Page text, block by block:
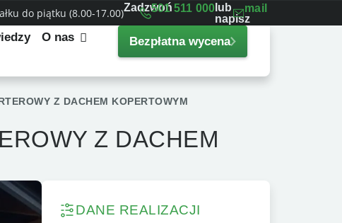
do piątku (8.00-17.00)Zadzwoń501 511 000 lub
napisz
mail
O nas
Bezpłatna wycena
Z DACHEM KOPERTOWYM
Z DACHEM
DANE REALIZACJI